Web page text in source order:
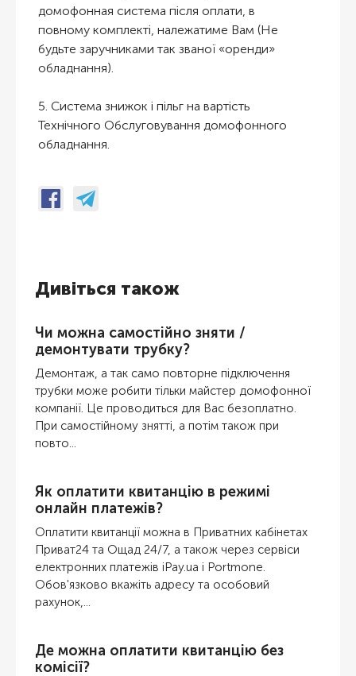
домофонная система після оплати, в
повному комплекті, належатиме Вам (Не
будьте заручниками так званої «оренди»
обладнання).
5. Система знижок і пільг на вартість
Технічного Обслуговування домофонного
обладнання.
Дивіться також
Чи можна самостійно зняти /
демонтувати трубку?
Демонтаж, а так само повторне підключення
трубки може робити тільки майстер домофонної
компанії. Це проводиться для Вас безоплатно.
При самостійному знятті, а потім також при
повто...
Як оплатити квитанцію в режимі
онлайн платежів?
Оплатити квитанції можна в Приватних кабінетах
Приват24 та Ощад 24/7, а також через сервіси
електронних платежів iPay.ua і Portmone.
Обов'язково вкажіть адресу та особовий
рахунок,...
Де можна оплатити квитанцію без
комісії?